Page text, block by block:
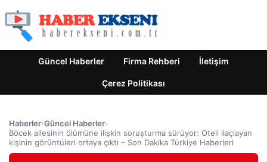
Güncel Haberler Firma Rehberi İletişim
Çerez Politikası
Haberler›Güncel Haberler›
Böcek ailesinin ölümüne ilişkin soruşturma sürüyor: Oteli ilaçlayan
kişinin görüntüleri ortaya çıktı – Son Dakika Türkiye Haberleri